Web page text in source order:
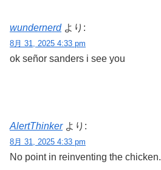
wundernerd より:
8月 31, 2025 4:33 pm
ok señor sanders i see you
AlertThinker より:
8月 31, 2025 4:33 pm
No point in reinventing the chicken.